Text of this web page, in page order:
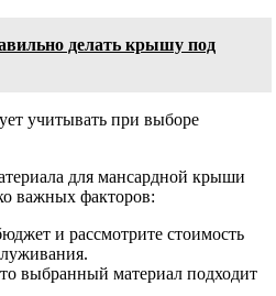
делать крышу под
учитывать при выборе
для мансардной крыши
важных факторов:
и рассмотрите стоимость
выбранный материал подходит